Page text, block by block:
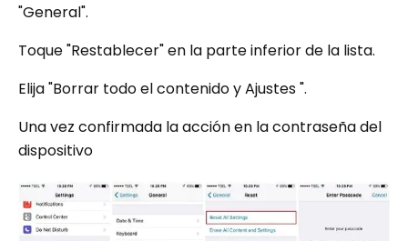
"General".
Toque "Restablecer" en la parte inferior de la lista.
Elija "Borrar todo el contenido y Ajustes ".
Una vez confirmada la acción en la contraseña del
dispositivo